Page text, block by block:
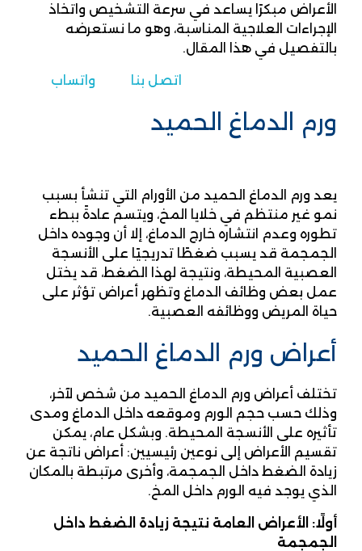
الأعراض مبكرًا يساعد في سرعة التشخيص واتخاذ
الإجراءات العلاجية المناسبة، وهو ما نستعرضه
بالتفصيل في هذا المقال.
اتصل بنا واتساب
ورم الدماغ الحميد
يعد ورم الدماغ الحميد من الأورام التي تنشأ بسبب
نمو غير منتظم في خلايا المخ، ويتسم عادةً ببطء
تطوره وعدم انتشاره خارج الدماغ، إلا أن وجوده داخل
الجمجمة قد يسبب ضغطًا تدريجيًا على الأنسجة
العصبية المحيطة، ونتيجة لهذا الضغط، قد يختل
عمل بعض وظائف الدماغ وتظهر أعراض تؤثر على
حياة المريض ووظائفه العصبية.
أعراض ورم الدماغ الحميد
تختلف أعراض ورم الدماغ الحميد من شخص لآخر،
وذلك حسب حجم الورم وموقعه داخل الدماغ ومدى
تأثيره على الأنسجة المحيطة. وبشكل عام، يمكن
تقسيم الأعراض إلى نوعين رئيسيين: أعراض ناتجة عن
زيادة الضغط داخل الجمجمة، وأخرى مرتبطة بالمكان
الذي يوجد فيه الورم داخل المخ.
أولًا: الأعراض العامة نتيجة زيادة الضغط داخل
الجمجمة